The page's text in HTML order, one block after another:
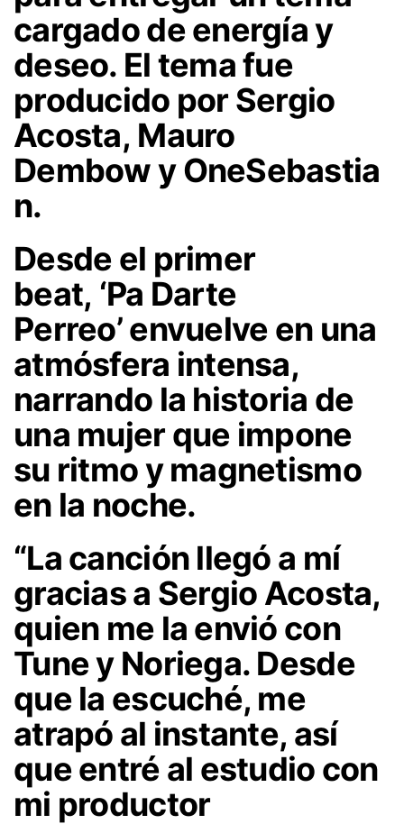
cargado de energía y
deseo. El tema fue
producido por Sergio
Acosta, Mauro
DembowyOneSebastia
n.
Desde el primer
beat, ‘Pa Darte
Perreo’envuelve en una
atmósfera intensa,
narrando la historia de
una mujer que impone
su ritmo y magnetismo
en la noche.
“La canción llegó a mí
gracias a Sergio Acosta,
quien me la envió con
Tune y Noriega. Desde
que la escuché, me
atrapó al instante, así
que entré al estudio con
mi productor